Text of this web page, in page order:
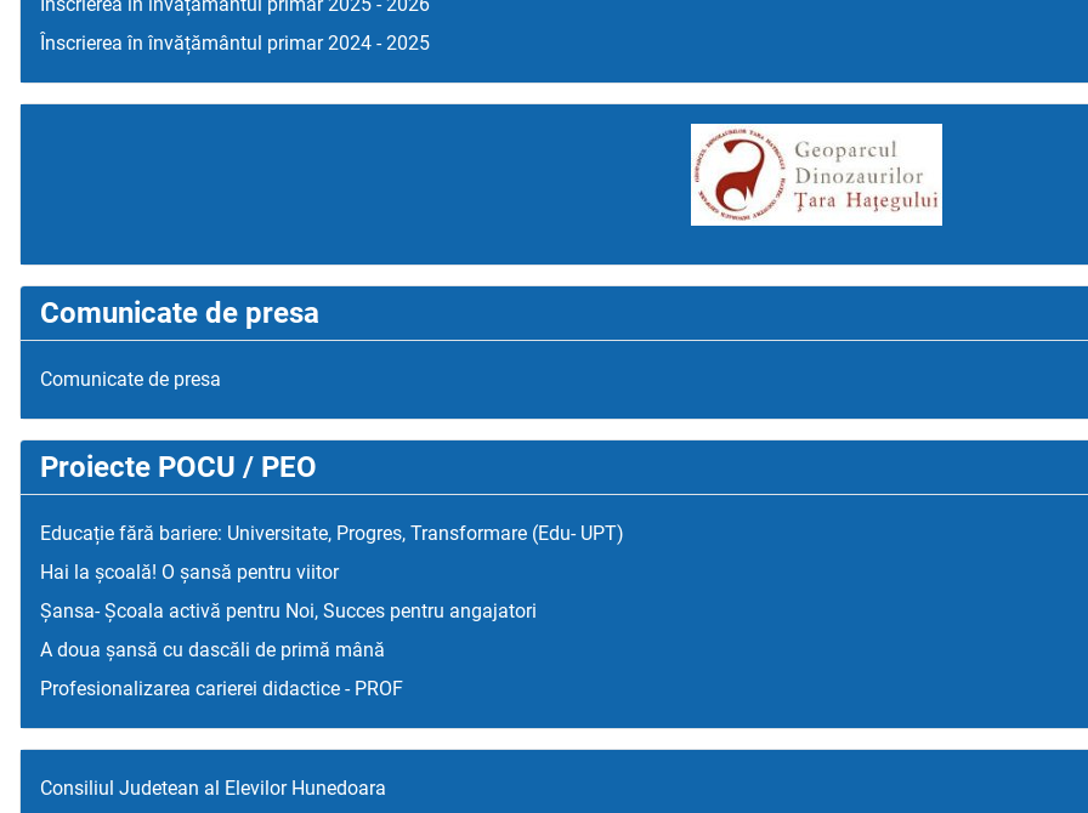
Înscrierea în învățământul primar 2024 - 2025
Comunicate de presa
Comunicate de presa
Proiecte POCU / PEO
Educație fără bariere: Universitate, Progres, Transformare (Edu- UPT)
Hai la școală! O șansă pentru viitor
Șansa- Școala activă pentru Noi, Succes pentru angajatori
A doua șansă cu dascăli de primă mână
Profesionalizarea carierei didactice - PROF
Consiliul Judetean al Elevilor Hunedoara